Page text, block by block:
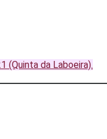
(Quinta da Laboeira).